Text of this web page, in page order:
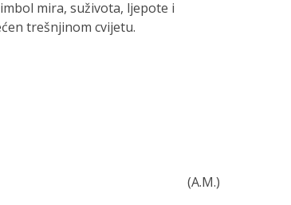
mira, suživota, ljepote i
trešnjinom cvijetu.
(A.M.)